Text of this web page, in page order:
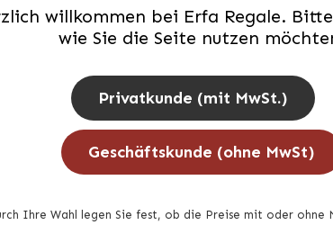
willkommen bei Erfa Regale.
wie Sie die Seite nutzen
Privatkunde (mit MwSt.)
Geschäftskunde (ohne MwSt)
Ihre Wahl legen Sie fest, ob die Preise mit oder ohne
KPGO146TP51
1 x Werkstatt-Wand Einseitig mit Füße
96 x Kunststoffboxen in Blau TP51